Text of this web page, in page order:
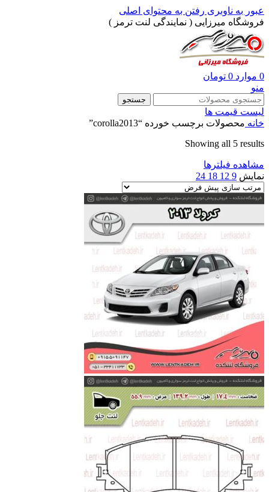
عبور به ناوبری رفتن به محتوای اصلی
فروشگاه میرزایی ( نمایندگی لنت ترمز )
0 موارد 0 تومان
منو
جستجو
لیست قیمت ها
خانه محصولات برچسب خورده “corolla2013”
Showing all 5 results
مشاهده فیلترها
نمایش 9
12
18
24